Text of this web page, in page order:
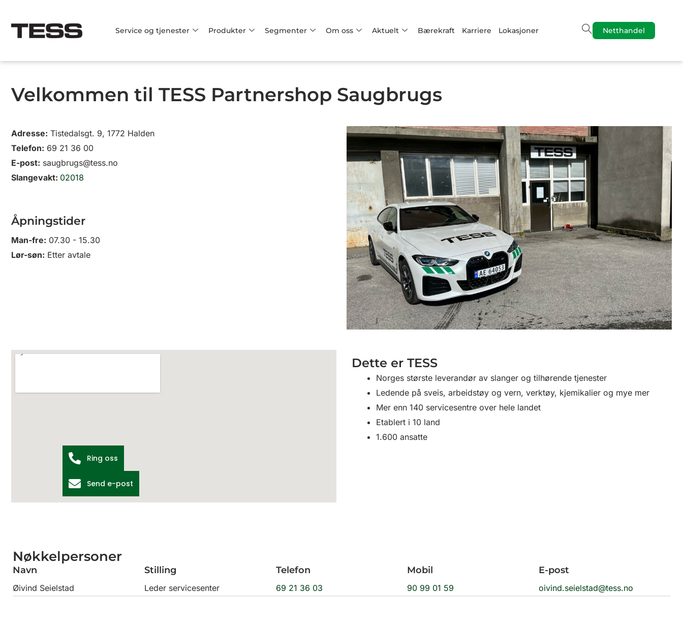
rett
Service og tjenester Produkter Segmenter Om oss Aktuelt Bærekraft Karriere Lokasjoner Netthandel
Velkommen til TESS Partnershop Saugbrugs
Adresse: Tistedalsgt. 9, 1772 Halden
Telefon: 69 21 36 00
E-post: saugbrugs@tess.no
Slangevakt: 02018
Åpningstider
Man-fre: 07.30 - 15.30
Lør-søn: Etter avtale
Dette er TESS
Norges største leverandør av slanger og tilhørende tjenester
Ledende på sveis, arbeidstøy og vern, verktøy, kjemikalier og mye mer
Mer enn 140 servicesentre over hele landet
Etablert i 10 land
1.600 ansatte
Nøkkelpersoner
Navn Stilling Telefon Mobil E-post
Øivind Seielstad Leder servicesenter 69 21 36 03 90 99 01 59 oivind.seielstad@tess.no
Ring oss
Send e-post